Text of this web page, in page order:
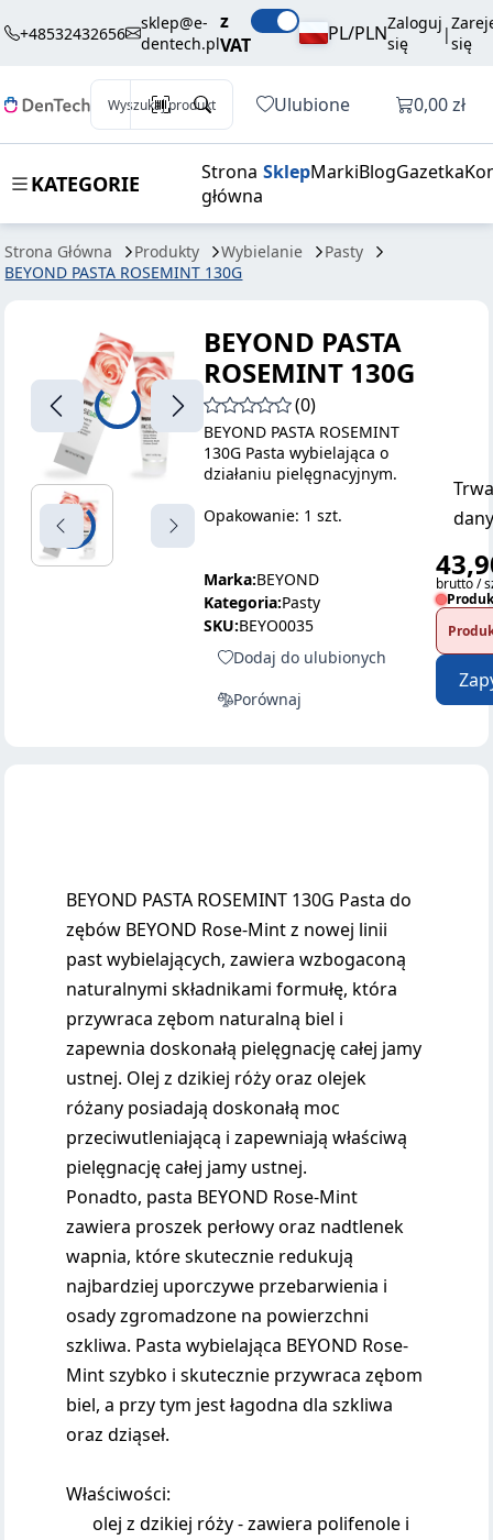
+48532432656
sklep@e-
dentech.pl
z
VAT
PL/PLNZaloguj
się
|się
Wyszukaj produkt Ulubione Otwórz
0,00 zł
KATEGORIE
Strona
główna
SklepMarkiBlogGazetka
Strona Główna Produkty Wybielanie
Pasty
BEYOND PASTA ROSEMINT 130G
ROSEMINT
43,90 zł
brutto / szt. Dodaj do koszyka
BEYOND PASTA
ROSEMINT 130G
(0)
BEYOND PASTA ROSEMINT
130G Pasta wybielająca o
działaniu pielęgnacyjnym.
Opakowanie: 1 szt.
Marka:BEYOND
Kategoria:Pasty
SKU:BEYO0035
Dodaj do ulubionych
Porównaj
brutto /
BEYOND PASTA ROSEMINT 130G Pasta do
zębów BEYOND Rose-Mint z nowej linii
past wybielających, zawiera wzbogaconą
naturalnymi składnikami formułę, która
przywraca zębom naturalną biel i
zapewnia doskonałą pielęgnację całej jamy
ustnej. Olej z dzikiej róży oraz olejek
różany posiadają doskonałą moc
przeciwutleniającą i zapewniają właściwą
pielęgnację całej jamy ustnej.
Ponadto, pasta BEYOND Rose-Mint
zawiera proszek perłowy oraz nadtlenek
wapnia, które skutecznie redukują
najbardziej uporczywe przebarwienia i
osady zgromadzone na powierzchni
szkliwa. Pasta wybielająca BEYOND Rose-
Mint szybko i skutecznie przywraca zębom
biel, a przy tym jest łagodna dla szkliwa
oraz dziąseł.
Właściwości:
olej z dzikiej róży - zawiera polifenole i